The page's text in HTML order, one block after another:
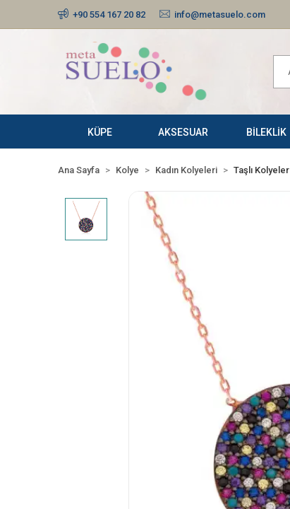
+90 554 167 20 82 info@metasuelo.com
KÜPE AKSESUAR BİLEKLİK
Ana Sayfa Kolye Kadın Kolyeleri Taşlı Kolyeler